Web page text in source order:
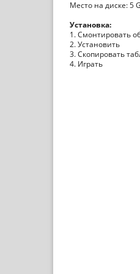
Место на диске: 5
Установка:
1. Смонтировать
2. Установить
3. Скопировать
4. Играть